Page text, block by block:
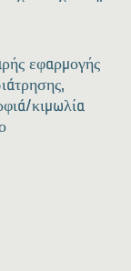
εφαρμογής
κιμωλία